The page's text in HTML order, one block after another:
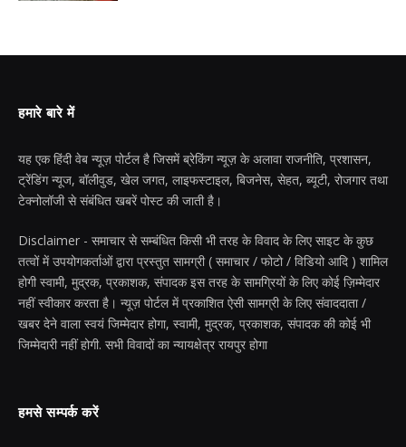
हमारे बारे में
यह एक हिंदी वेब न्यूज़ पोर्टल है जिसमें ब्रेकिंग न्यूज़ के अलावा राजनीति, प्रशासन,
ट्रेंडिंग न्यूज, बॉलीवुड, खेल जगत, लाइफस्टाइल, बिजनेस, सेहत, ब्यूटी, रोजगार तथा
टेक्नोलॉजी से संबंधित खबरें पोस्ट की जाती है।
Disclaimer - समाचार से सम्बंधित किसी भी तरह के विवाद के लिए साइट के कुछ
तत्वों में उपयोगकर्ताओं द्वारा प्रस्तुत सामग्री ( समाचार / फोटो / विडियो आदि ) शामिल
होगी स्वामी, मुद्रक, प्रकाशक, संपादक इस तरह के सामग्रियों के लिए कोई ज़िम्मेदार
नहीं स्वीकार करता है। न्यूज़ पोर्टल में प्रकाशित ऐसी सामग्री के लिए संवाददाता /
खबर देने वाला स्वयं जिम्मेदार होगा, स्वामी, मुद्रक, प्रकाशक, संपादक की कोई भी
जिम्मेदारी नहीं होगी. सभी विवादों का न्यायक्षेत्र रायपुर होगा
हमसे सम्पर्क करें